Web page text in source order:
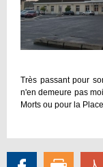
Très passant pour
n'en demeure pas
Morts ou pour la